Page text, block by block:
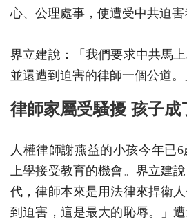
心、公理處事，使遭受中共迫害
界立建說：「我們要求中共馬
並還遭到迫害的律師一個公道。
律師家屬受騷擾 孩子成
人權律師謝燕益的小孩今年已
上學接受教育的機會。界立建
代，律師本來是用法律來捍衛
到迫害，這是最大的恥辱。」